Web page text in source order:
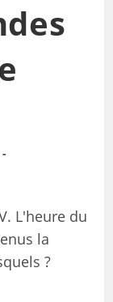
L'heure du
la
?